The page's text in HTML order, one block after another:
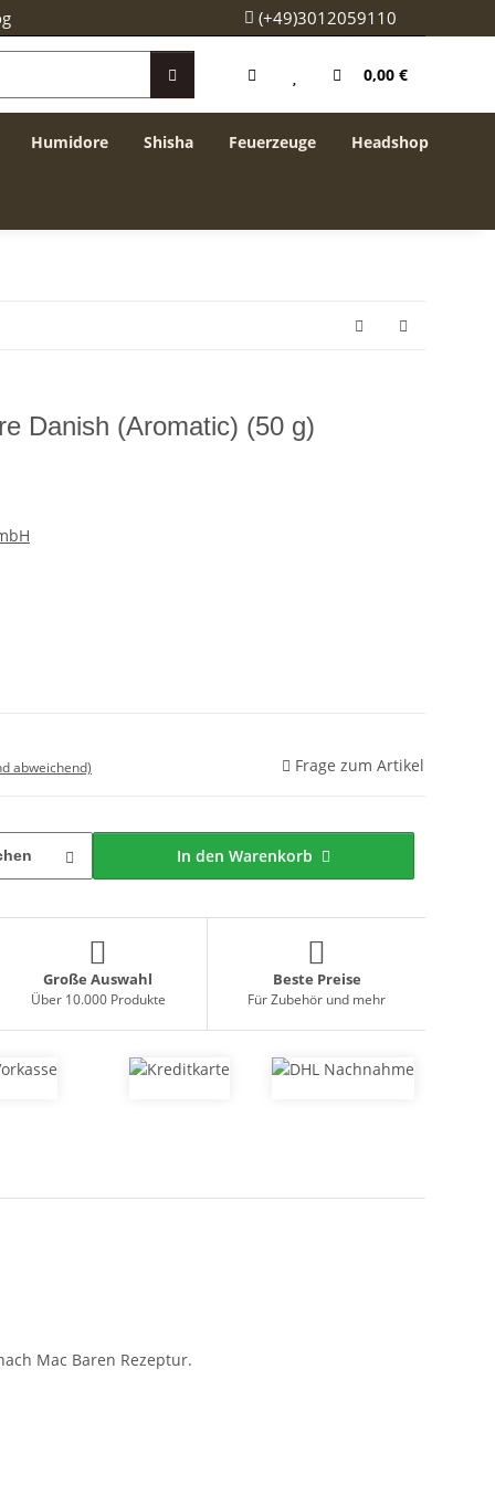
(+49)3012059110
0,00 €
Humidore Shisha Feuerzeuge Headshop
Danish (Aromatic) (50 g)
abweichend) Frage zum Artikel
In den Warenkorb
Große Auswahl
Über 10.000 Produkte
Beste Preise
Für Zubehör und mehr
Mac Baren Rezeptur.